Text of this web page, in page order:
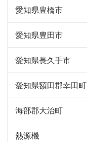
愛知県豊橋市
愛知県豊田市
愛知県長久手市
愛知県額田郡幸田町
海部郡大治町
熱源機